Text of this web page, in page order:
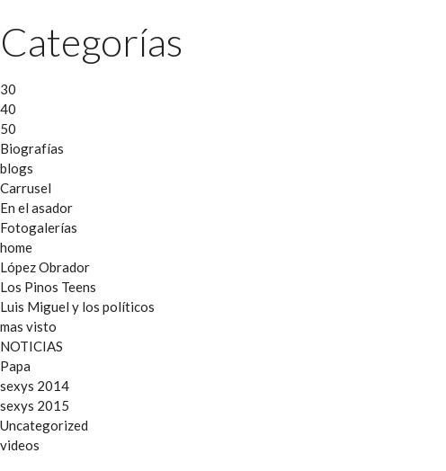
Categorías
30
40
50
Biografías
blogs
Carrusel
En el asador
Fotogalerías
home
López Obrador
Los Pinos Teens
Luis Miguel y los políticos
mas visto
NOTICIAS
Papa
sexys 2014
sexys 2015
Uncategorized
videos